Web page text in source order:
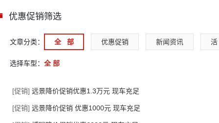
优惠促销筛选
文章分类： 全   部 优惠促销 新闻资讯 活
选择车型： 全 部
[促销] 远景降价促销优惠1.3万元 现车充足
[促销] 远景降价促销 优惠1000元 现车充足